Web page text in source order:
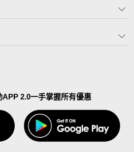
2.0一手掌握所有優惠